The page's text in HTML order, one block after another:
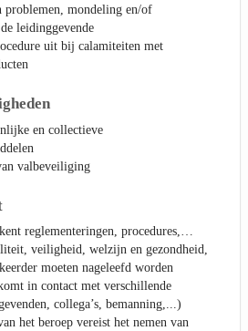
problemen, mondeling en/of
leidinggevende
uit bij calamiteiten met
en collectieve
valbeveiliging
reglementeringen, procedures,…
veiligheid, welzijn en gezondheid,
moeten nageleefd worden
in contact met verschillende
collega’s, bemanning,...)
het beroep vereist het nemen van